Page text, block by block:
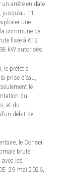
arrêté en date
11
une
commune de
fixée à 612
kW autorisés.
le préfet a
prise d’eau,
le
du
et du
débit de
le Conseil
brute
les
29 mai 2026,